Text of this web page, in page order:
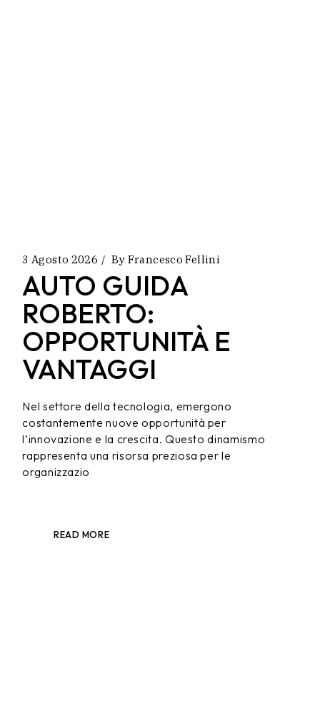
3 Agosto 2026 By Francesco Fellini
AUTO GUIDA
ROBERTO:
OPPORTUNITÀ E
VANTAGGI
Nel settore della tecnologia, emergono
costantemente nuove opportunità per
l’innovazione e la crescita. Questo dinamismo
rappresenta una risorsa preziosa per le
organizzazio
READ MORE